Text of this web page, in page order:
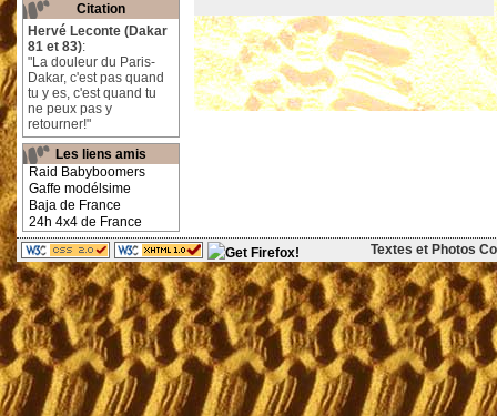
Citation
Hervé Leconte (Dakar
81 et 83):
"La douleur du Paris-
Dakar, c'est pas quand
tu y es, c'est quand tu
ne peux pas y
retourner!"
Les liens amis
Raid Babyboomers
Gaffe modélsime
Baja de France
24h 4x4 de France
Textes et Photos